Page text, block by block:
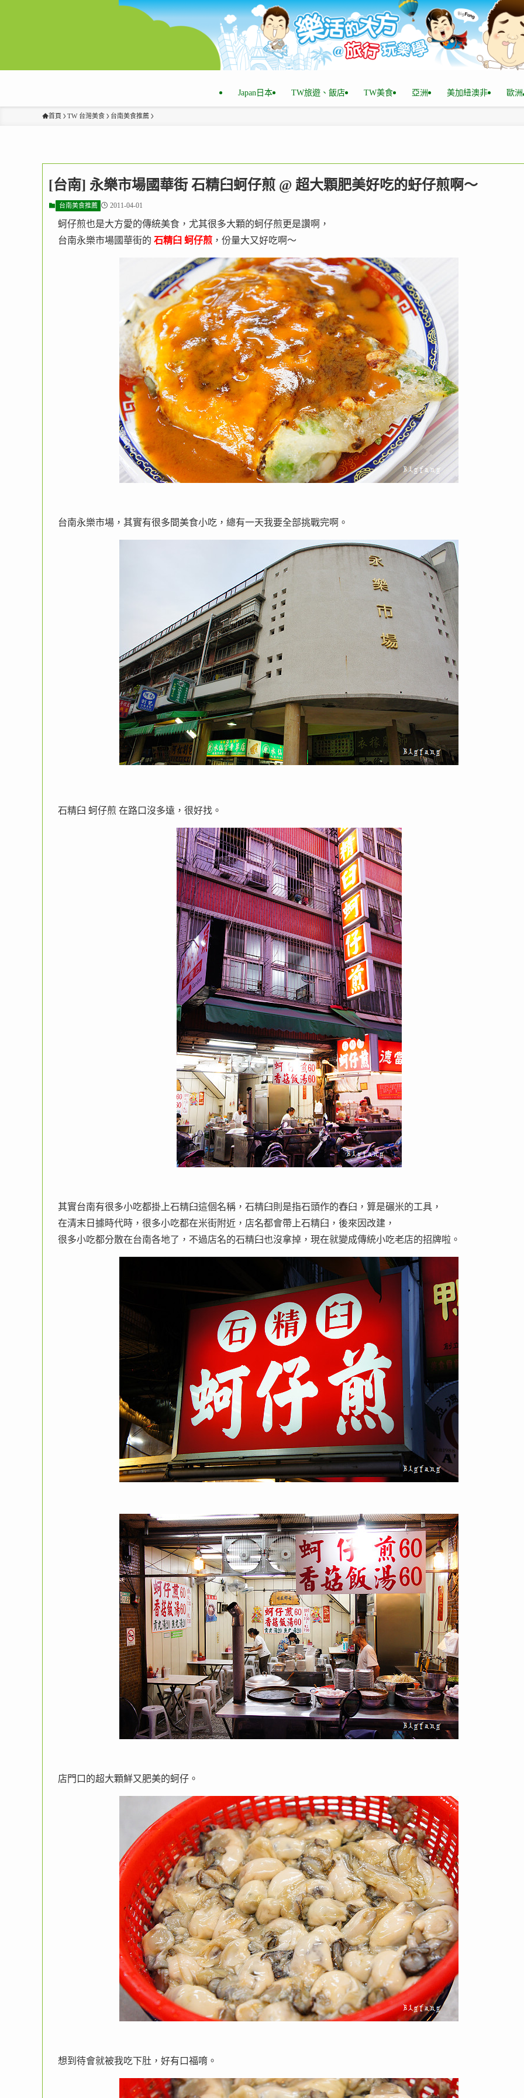
Japan日本 TW旅遊、飯店 TW美食 亞洲 美加紐澳非 歐洲
首頁 TW 台灣美食 台南美食推薦
[台南] 永樂市場國華街 石精臼蚵仔煎 @ 超大顆肥美好吃的虸仔煎啊～
台南美食推薦 2011-04-01
蚵仔煎也是大方愛的傳統美食，尤其很多大顆的蚵仔煎更是讚啊，
台南永樂市場國華街的 石精臼 蚵仔煎 ，份量大又好吃啊～
台南永樂市場，其實有很多間美食小吃，總有一天我要全部挑戰完啊。
石精臼 蚵仔煎 在路口沒多遠，很好找。
其實台南有很多小吃都掛上石精臼這個名稱，石精臼則是指石頭作的舂臼，算是碾米的工具，
在清末日據時代時，很多小吃都在米街附近，店名都會帶上石精臼，後來因改建，
很多小吃都分散在台南各地了，不過店名的石精臼也沒拿掉，現在就變成傳統小吃老店的招牌啦。
店門口的超大顆鮮又肥美的蚵仔。
想到待會就被我吃下肚，好有口福唷。